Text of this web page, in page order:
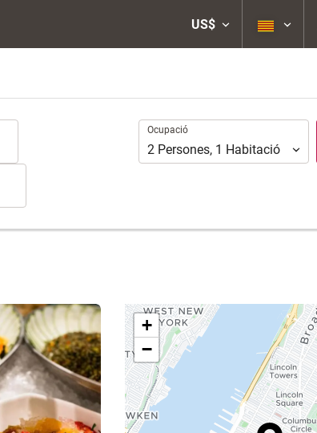
US$
Ocupació
Ocupació
2 Persones, 1 Habitació
14 fotos
+
−